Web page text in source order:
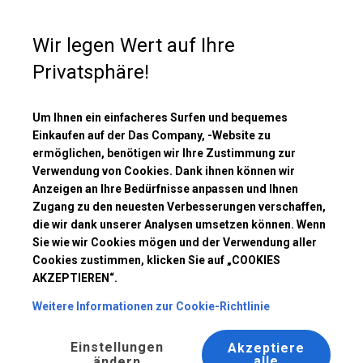
INDUSTRIEZELTE
Startseite / Industriezelte
Gehen Sie zu unseren Vorschlägen
Wir legen Wert auf Ihre
Privatsphäre!
Um Ihnen ein einfacheres Surfen und bequemes
Einkaufen auf der Das Company, -Website zu
ermöglichen, benötigen wir Ihre Zustimmung zur
Verwendung von Cookies. Dank ihnen können wir
Anzeigen an Ihre Bedürfnisse anpassen und Ihnen
Zugang zu den neuesten Verbesserungen verschaffen,
die wir dank unserer Analysen umsetzen können. Wenn
Sie wie wir Cookies mögen und der Verwendung aller
Cookies zustimmen, klicken Sie auf „COOKIES
AKZEPTIEREN“.
Weitere Informationen zur Cookie-Richtlinie
Einstellungen
Akzeptiere